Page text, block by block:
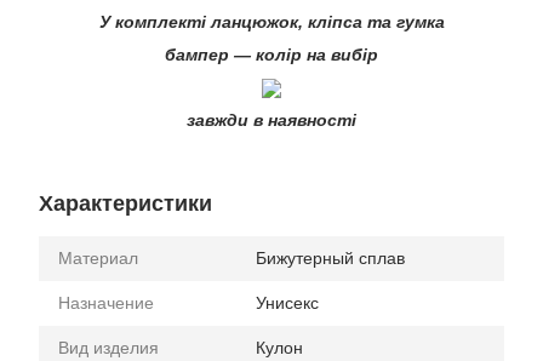
У комплекті ланцюжок, кліпса та гумка
бампер — колір на вибір
завжди в наявності
Характеристики
Материал Бижутерный сплав
Назначение Унисекс
Вид изделия Кулон